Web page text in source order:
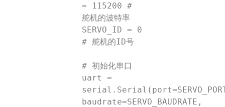
= 115200 #
舵机的波特率
SERVO_ID = 0
# 舵机的ID号
# 初始化串口
uart =
baudrate=SERVO_BAUDRATE,